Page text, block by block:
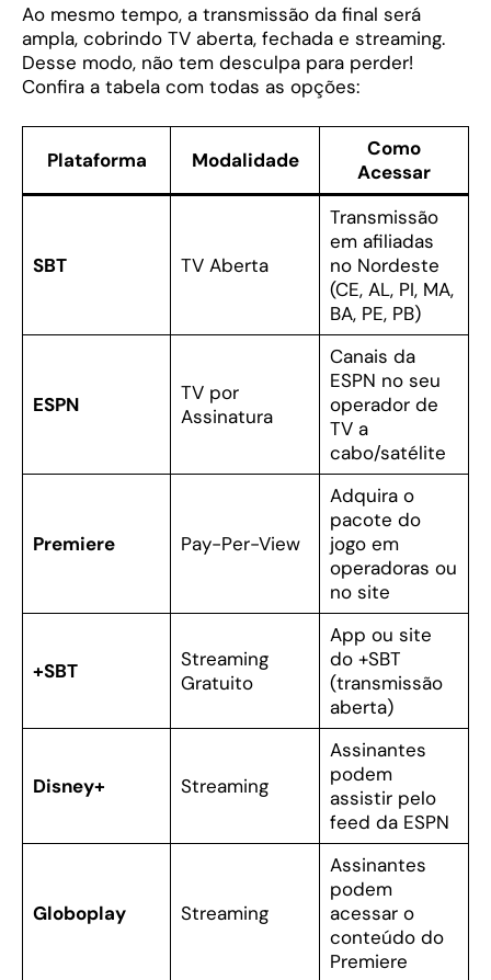
Ao mesmo tempo, a transmissão da final será
ampla, cobrindo TV aberta, fechada e streaming.
Desse modo, não tem desculpa para perder!
Confira a tabela com todas as opções:
Plataforma Modalidade
Como
Acessar
SBT TV Aberta
Transmissão
em afiliadas
no Nordeste
(CE, AL, PI, MA,
BA, PE, PB)
ESPN
TV por
Assinatura
Canais da
ESPN no seu
operador de
TV a
cabo/satélite
Premiere Pay-Per-View
Adquira o
pacote do
jogo em
operadoras ou
no site
+SBT
Streaming
Gratuito
App ou site
do +SBT
(transmissão
aberta)
Disney+ Streaming
Assinantes
podem
assistir pelo
feed da ESPN
Globoplay Streaming
Assinantes
podem
acessar o
conteúdo do
Premiere